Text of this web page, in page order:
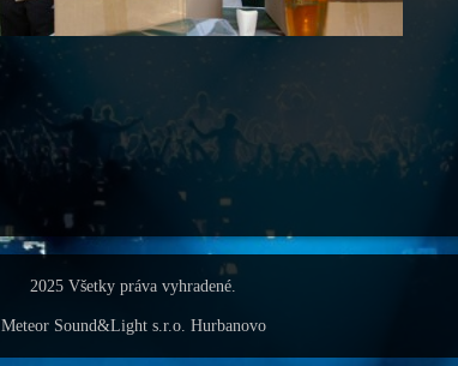
2025 Všetky práva vyhradené.
Meteor Sound&Light s.r.o. Hurbanovo